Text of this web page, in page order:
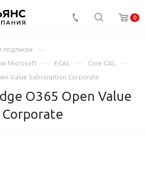
0
подписки
Microsoft
ECAL
Core CAL
Value Subscription Corporate
O365 Open Value